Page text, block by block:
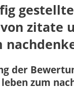
zitate
der
zum